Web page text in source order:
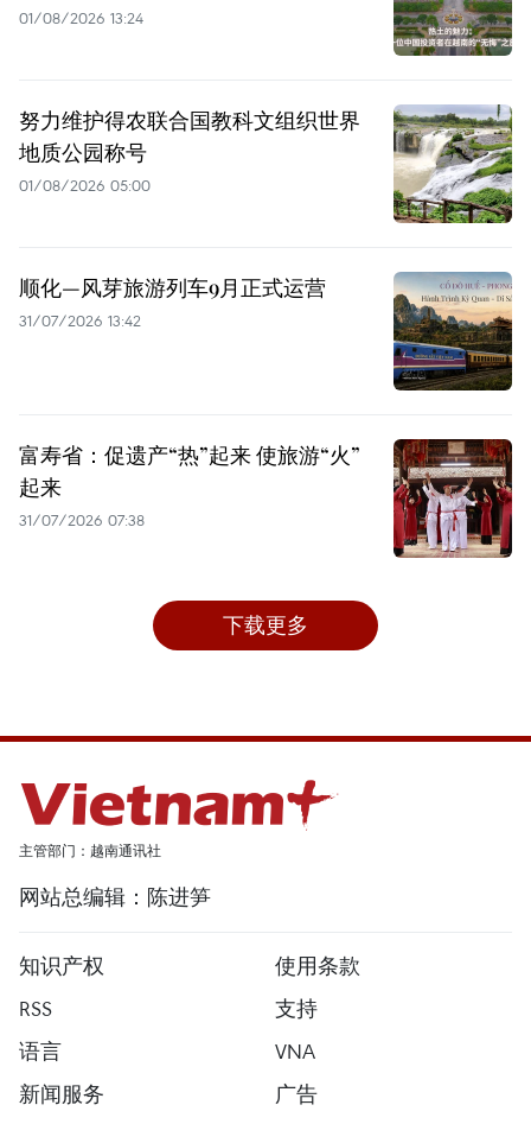
01/08/2026 13:24
努力维护得农联合国教科文组织世界
地质公园称号
01/08/2026 05:00
顺化—风芽旅游列车9月正式运营
31/07/2026 13:42
富寿省：促遗产“热”起来 使旅游“火”
起来
31/07/2026 07:38
下载更多
主管部门：越南通讯社
网站总编辑：陈进笋
知识产权
使用条款
RSS
支持
语言
VNA
新闻服务
广告